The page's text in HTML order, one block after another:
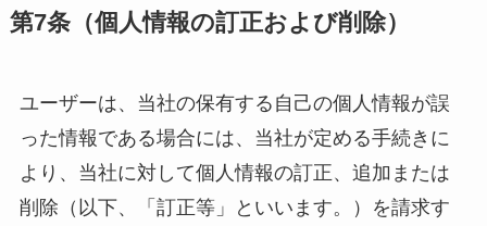
第7条（個人情報の訂正および削除）
ユーザーは、当社の保有する自己の個人情報が誤
った情報である場合には、当社が定める手続きに
より、当社に対して個人情報の訂正、追加または
削除（以下、「訂正等」といいます。）を請求す